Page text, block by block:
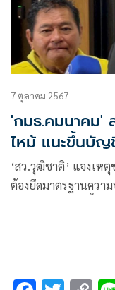
7 ตุลาคม 2567
'กมธ.คมนาคม'
ไหม้ แนะขึ้นบัญ
‘สว.วุฒิชาติ’ แจงเห
ต้องยึดมาตรฐานควา